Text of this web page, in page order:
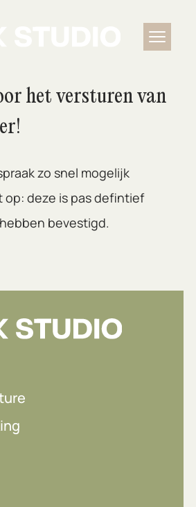
het versturen van
zo snel mogelijk
op: deze is pas defintief
bevestigd.